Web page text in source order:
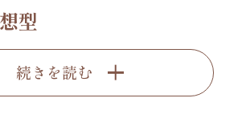
型
続きを読む